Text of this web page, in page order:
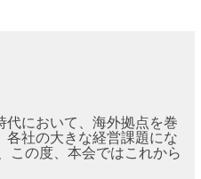
において、海外拠点を巻
各社の大きな経営課題にな
の度、本会ではこれから